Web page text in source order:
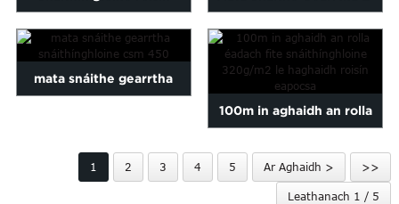
poileistear E strae gearrtha
...
Ghloine Fiberglass le
haghaidh FRP
mata snáithe gearrtha
100m in aghaidh an rolla
320g/m2 le haghaidh...
1 2 3 4 5 Ar Aghaidh > >>
Leathanach 1 / 5